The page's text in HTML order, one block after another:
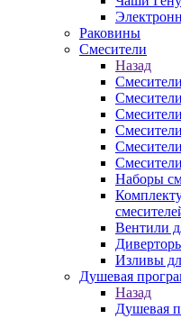
Раковины
Смесители
Назад
Смесители
Наборы
Вентили
Изливы
Душевая
Назад
Душевая